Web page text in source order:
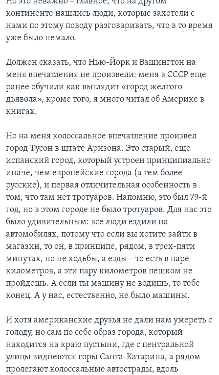
континенте нашлись люди, которые захотели с
нами по этому поводу разговаривать, что в то время
уже было немало.
Должен сказать, что Нью-Йорк и Вашингтон на
меня впечатления не произвели: меня в СССР еще
ранее обучили как выглядит «город желтого
дьявола», кроме того, я много читал об Америке в
книгах.
Но на меня колоссальное впечатление произвел
город Тусон в штате Аризона. Это старый, еще
испанский город, который устроен принципиально
иначе, чем европейские города (а тем более
русские), и первая отличительная особенность в
том, что там нет тротуаров. Напомню, это был 79-й
год, но в этом городе не было тротуаров. Для нас это
было удивительным: все люди ездили на
автомобилях, потому что если вы хотите зайти в
магазин, то он, в принципе, рядом, в трех-пяти
минутах, но не ходьбы, а езды – то есть в паре
километров, а эти пару километров пешком не
пройдешь. А если ты машину не водишь, то тебе
конец. А у нас, естественно, не было машины.
И хотя американские друзья не дали нам умереть с
голоду, но сам по себе образ города, который
находится на краю пустыни, где с центральной
улицы виднеются горы Санта-Катарина, а рядом
пролегают колоссальные автострады, вдоль